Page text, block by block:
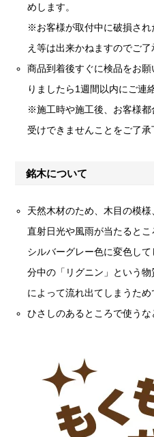
めします。
※お客様が取付中に破損さ
え等は出来かねますのでご了
商品到着後すぐに検品をお
りましたら1週間以内にご連
※施工時や施工後、お客様都
受けできませんことをご了承
銘木について
天然木材のため、木目の模様
直射日光や風雨が当たると
シルバーグレー色に変色し
分中の「リグニン」という
によって流れ出てしまうため
ひさしのあるところで使うな